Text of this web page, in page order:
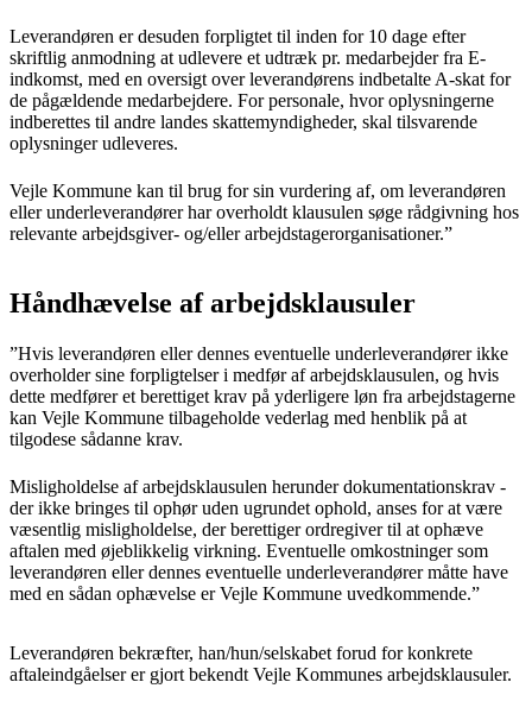
Leverandøren er desuden forpligtet til inden for 10 dage efter
skriftlig anmodning at udlevere et udtræk pr. medarbejder fra E-
indkomst, med en oversigt over leverandørens indbetalte A-skat for
de pågældende medarbejdere. For personale, hvor oplysningerne
indberettes til andre landes skattemyndigheder, skal tilsvarende
oplysninger udleveres.
Vejle Kommune kan til brug for sin vurdering af, om leverandøren
eller underleverandører har overholdt klausulen søge rådgivning hos
relevante arbejdsgiver- og/eller arbejdstagerorganisationer.”
Håndhævelse af arbejdsklausuler
”Hvis leverandøren eller dennes eventuelle underleverandører ikke
overholder sine forpligtelser i medfør af arbejdsklausulen, og hvis
dette medfører et berettiget krav på yderligere løn fra arbejdstagerne
kan Vejle Kommune tilbageholde vederlag med henblik på at
tilgodese sådanne krav.
Misligholdelse af arbejdsklausulen herunder dokumentationskrav -
der ikke bringes til ophør uden ugrundet ophold, anses for at være
væsentlig misligholdelse, der berettiger ordregiver til at ophæve
aftalen med øjeblikkelig virkning. Eventuelle omkostninger som
leverandøren eller dennes eventuelle underleverandører måtte have
med en sådan ophævelse er Vejle Kommune uvedkommende.”
Leverandøren bekræfter, han/hun/selskabet forud for konkrete
aftaleindgåelser er gjort bekendt Vejle Kommunes arbejdsklausuler.